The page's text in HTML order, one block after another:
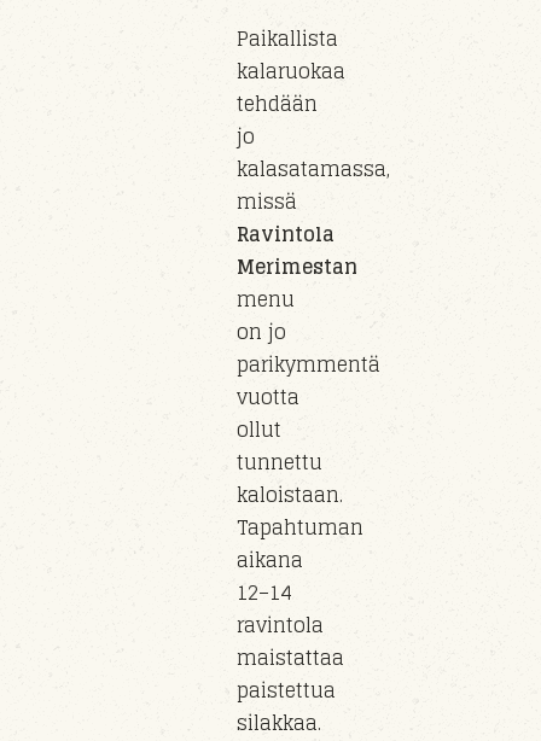
Paikallista
kalaruokaa
tehdään
jo
kalasatamassa,
missä
Ravintola
Merimestan
menu
on jo
parikymmentä
vuotta
ollut
tunnettu
kaloistaan.
Tapahtuman
aikana
12–14
ravintola
maistattaa
paistettua
silakkaa.